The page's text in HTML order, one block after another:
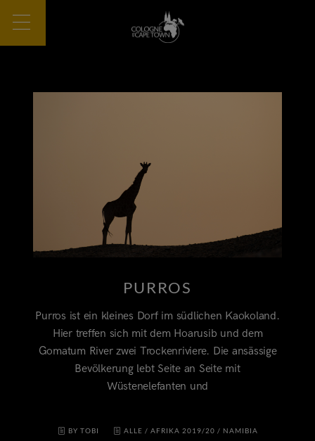
PURROS
Purros ist ein kleines Dorf im südlichen Kaokoland.
Hier treffen sich mit dem Hoarusib und dem
Gomatum River zwei Trockenriviere. Die ansässige
Bevölkerung lebt Seite an Seite mit
Wüstenelefanten und
BY TOBI ALLE / AFRIKA 2019/20 / NAMIBIA